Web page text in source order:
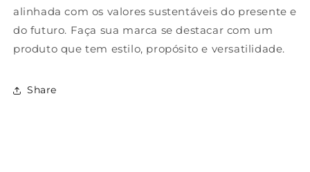
alinhada com os valores sustentáveis do presente e
do futuro. Faça sua marca se destacar com um
produto que tem estilo, propósito e versatilidade.
Share